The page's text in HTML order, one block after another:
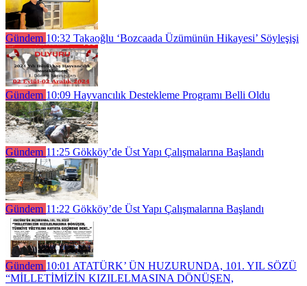
Gündem 10:32 Takaoğlu ‘Bozcaada Üzümünün Hikayesi’ Söyleşişi
Gündem 10:09 Hayvancılık Destekleme Programı Belli Oldu
Gündem 11:25 Gökköy’de Üst Yapı Çalışmalarına Başlandı
Gündem 11:22 Gökköy’de Üst Yapı Çalışmalarına Başlandı
Gündem 10:01 ATATÜRK’ ÜN HUZURUNDA, 101. YIL SÖZÜ
“MİLLETİMİZİN KIZILELMASINA DÖNÜŞEN,